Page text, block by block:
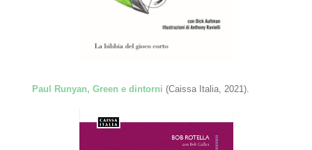
Paul Runyan, Green e dintorni (Caissa Italia, 2021).